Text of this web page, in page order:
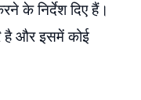
के निर्देश दिए हैं।
है और इसमें कोई